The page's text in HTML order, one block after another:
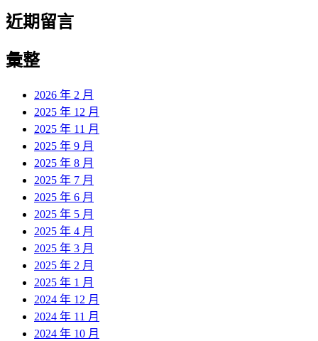
近期留言
彙整
2026 年 2 月
2025 年 12 月
2025 年 11 月
2025 年 9 月
2025 年 8 月
2025 年 7 月
2025 年 6 月
2025 年 5 月
2025 年 4 月
2025 年 3 月
2025 年 2 月
2025 年 1 月
2024 年 12 月
2024 年 11 月
2024 年 10 月